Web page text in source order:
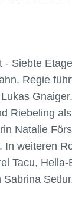
- Siebte
Regie
Riebeling
Natalie
In weiteren
Tacu,
Sabrina